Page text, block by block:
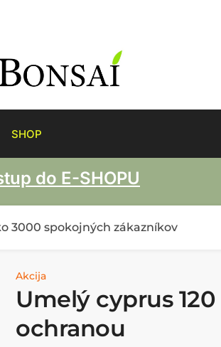
SHOP
do E-SHOPU
3000 spokojných zákazníkov
Akcija
Umelý cyprus 120
ochranou